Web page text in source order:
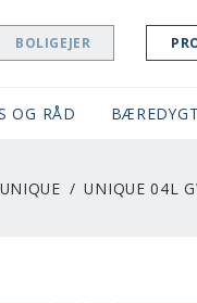
BOLIGEJER
OG RÅD
UNIQUE UNIQUE 04L